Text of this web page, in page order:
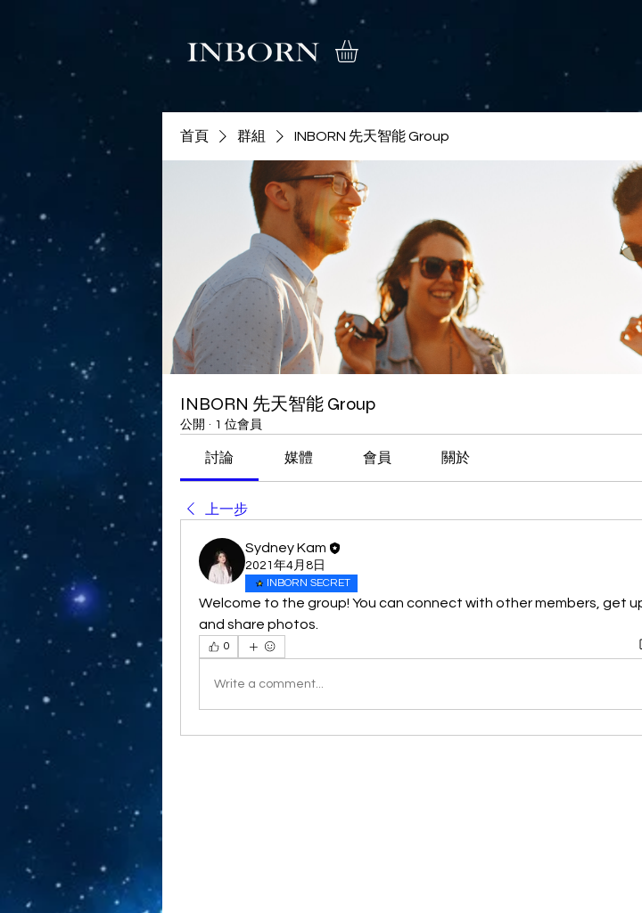
首頁 群組 INBORN 先天智能 Group
INBORN 先天智能 Group
公開 · 1 位會員
討論 媒體 會員 關於
上一步
Sydney Kam
2021年4月8日
INBORN SECRET
Welcome to the group! You can connect with other members, get
and share photos.
0
Write a comment...